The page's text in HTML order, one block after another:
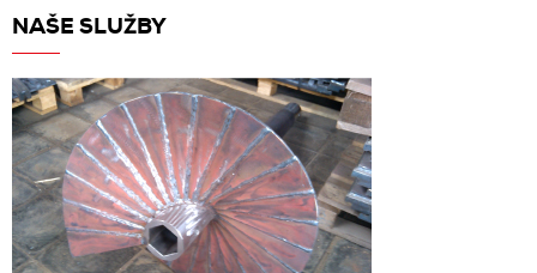
NAŠE SLUŽBY